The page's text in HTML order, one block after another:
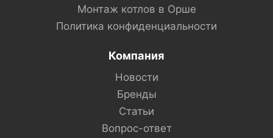
Монтаж котлов в Орше
Политика конфиденциальности
Компания
Новости
Бренды
Статьи
Вопрос-ответ